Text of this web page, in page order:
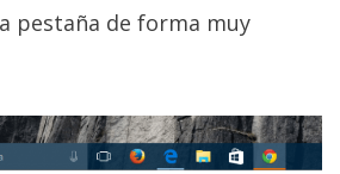
pestaña de forma muy